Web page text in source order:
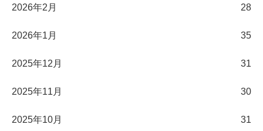
2026年2月 28
2026年1月 35
2025年12月 31
2025年11月 30
2025年10月 31